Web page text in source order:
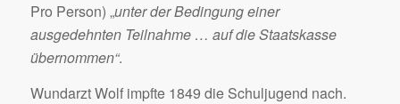
Pro Person) „unter der Bedingung einer
ausgedehnten Teilnahme … auf die Staatskasse
übernommen“.
Wundarzt Wolf impfte 1849 die Schuljugend nach.